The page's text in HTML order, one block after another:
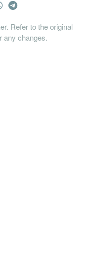
Refer to the original
any changes.